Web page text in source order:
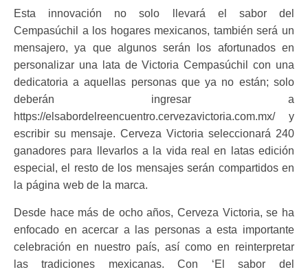
Esta innovación no solo llevará el sabor del
Cempasúchil a los hogares mexicanos, también será un
mensajero, ya que algunos serán los afortunados en
personalizar una lata de Victoria Cempasúchil con una
dedicatoria a aquellas personas que ya no están; solo
deberán ingresar a
https://elsabordelreencuentro.cervezavictoria.com.mx/ y
escribir su mensaje. Cerveza Victoria seleccionará 240
ganadores para llevarlos a la vida real en latas edición
especial, el resto de los mensajes serán compartidos en
la página web de la marca.
Desde hace más de ocho años, Cerveza Victoria, se ha
enfocado en acercar a las personas a esta importante
celebración en nuestro país, así como en reinterpretar
las tradiciones mexicanas. Con ‘El sabor del